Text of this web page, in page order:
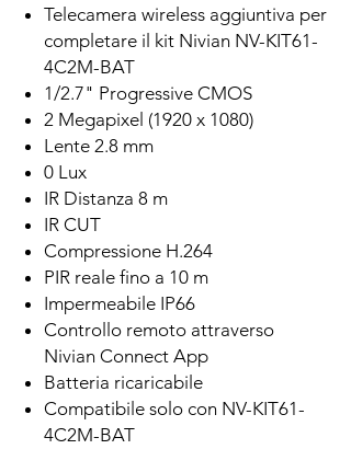
Telecamera wireless aggiuntiva per
completare il kit Nivian NV-KIT61-
4C2M-BAT
1/2.7" Progressive CMOS
2 Megapixel (1920 x 1080)
Lente 2.8 mm
0 Lux
IR Distanza 8 m
IR CUT
Compressione H.264
PIR reale fino a 10 m
Impermeabile IP66
Controllo remoto attraverso
Nivian Connect App
Batteria ricaricabile
Compatibile solo con NV-KIT61-
4C2M-BAT